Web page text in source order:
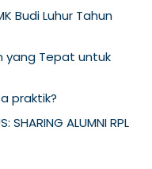
Budi Luhur Tahun
yang Tepat untuk
praktik?
SHARING ALUMNI RPL